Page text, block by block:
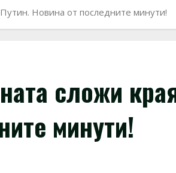
Новина от последните минути!
сложи
минути!